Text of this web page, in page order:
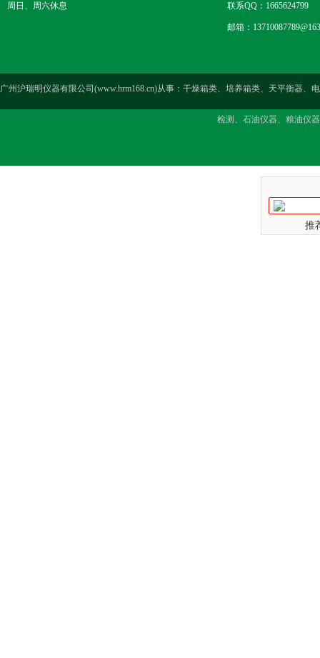
周日、周六休息 联系QQ：1665624799
邮箱：
广州沪瑞明仪器有限公司(www.hrm168.cn)从事：干燥箱类、培养箱类、天平衡器
检测、石油仪器、粮油仪
推